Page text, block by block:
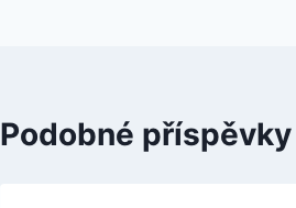
Podobné příspěvky